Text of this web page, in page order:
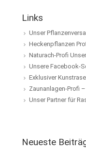
Links
Unser
Heckenpflanzen
Naturach-Profi
Unsere Facebook-
Exklusiver
Zaunanlagen-Profi
Unser Partner für
Neueste